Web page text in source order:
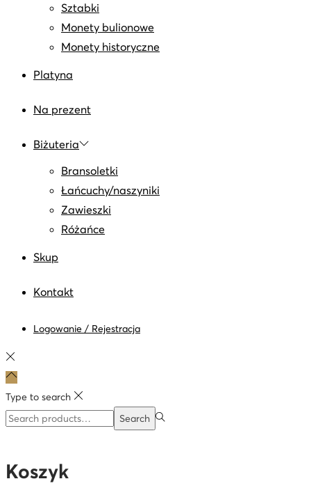
Sztabki
Monety bulionowe
Monety historyczne
Platyna
Na prezent
Biżuteria
Bransoletki
Łańcuchy/naszyniki
Zawieszki
Różańce
Skup
Kontakt
Logowanie / Rejestracja
Type to search
Search
Search
Koszyk